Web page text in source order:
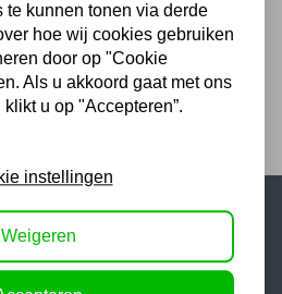
excl. BTW
te kunnen tonen via derde
hoe wij cookies gebruiken
door op "Cookie
Als u akkoord gaat met ons
u op "Accepteren”.
instellingen
Weigeren